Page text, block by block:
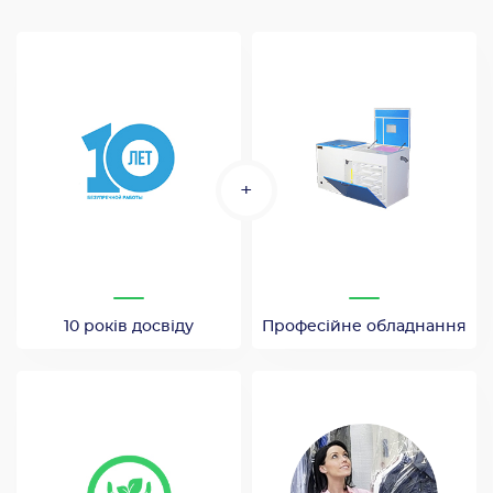
10 років досвіду
+
Професійне обладнання